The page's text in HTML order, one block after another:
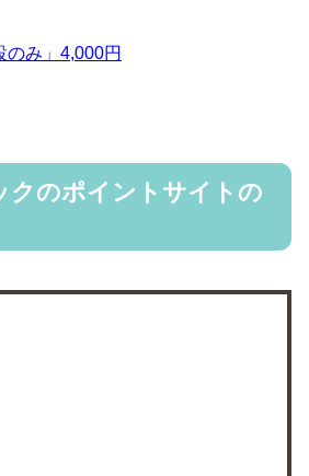
のみ」4,000円
クのポイントサイトの